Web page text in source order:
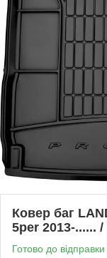
Ковер баг
5per 2013-...... /
Готово до